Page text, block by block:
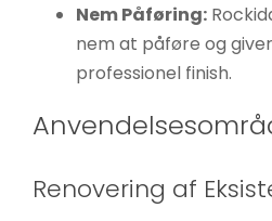
Nem Påføring:
nem at påføre og
professionel finish.
Renovering af